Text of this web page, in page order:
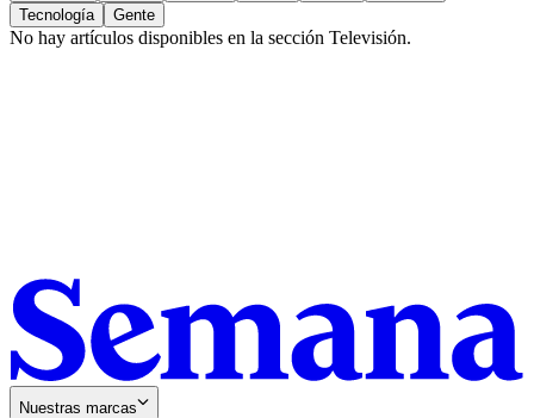
Tecnología
Gente
No hay artículos disponibles en la sección Televisión.
Nuestras marcas